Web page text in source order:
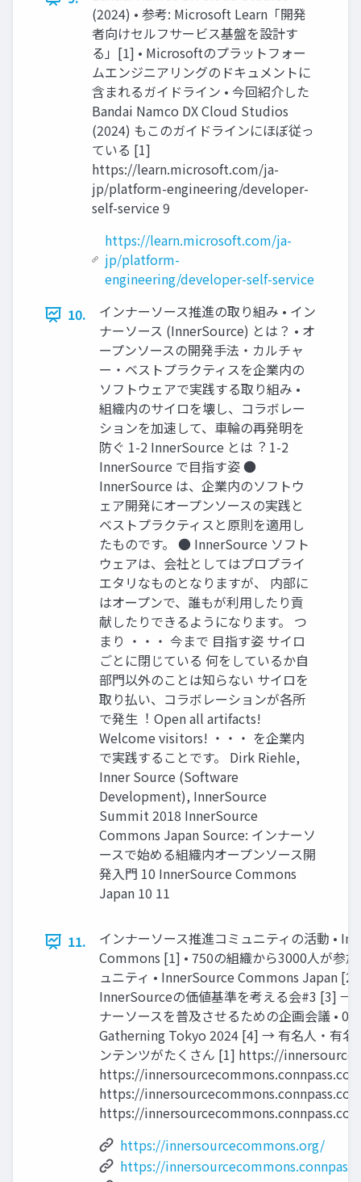
(2024) • 参考: Microsoft Learn「開発
者向けセルフサービス基盤を設計す
る」[1] • Microsoftのプラットフォー
ムエンジニアリングのドキュメントに
含まれるガイドライン • 今回紹介した
Bandai Namco DX Cloud Studios
(2024) もこのガイドラインにほぼ従っ
ている [1]
https://learn.microsoft.com/ja-
jp/platform-engineering/developer-
self-service 9
https://learn.microsoft.com/ja-
jp/platform-
engineering/developer-self-service
10.
インナーソース推進の取り組み • イン
ナーソース (InnerSource) とは？ • オ
ープンソースの開発手法・カルチャ
ー・ベストプラクティスを企業内の
ソフトウェアで実践する取り組み •
組織内のサイロを壊し、コラボレー
ションを加速して、車輪の再発明を
防ぐ 1-2 InnerSource とは︖ 1-2
InnerSource で⽬指す姿 ●
InnerSource は、企業内のソフトウ
ェア開発にオープンソースの実践と
ベストプラクティスと原則を適⽤し
たものです。 ● InnerSource ソフト
ウェアは、会社としてはプロプライ
エタリなものとなりますが、 内部に
はオープンで、誰もが利⽤したり貢
献したりできるようになります。 つ
まり ・・・ 今まで ⽬指す姿 サイロ
ごとに閉じている 何をしているか⾃
部⾨以外のことは知らない サイロを
取り払い、コラボレーションが各所
で発⽣︕ Open all artifacts!
Welcome visitors! ・・・ を企業内
で実践することです。 Dirk Riehle,
Inner Source (Software
Development), InnerSource
Summit 2018 InnerSource
Commons Japan Source: インナーソ
ースで始める組織内オープンソース開
発入門 10 InnerSource Commons
Japan 10 11
11.
インナーソース推進コミュニティの活動 •
Commons [1] • 750の組織から3000人が参
ュニティ • InnerSource Commons Japan
InnerSourceの価値基準を考える会#3 [3] →
ナーソースを普及させるための企画会議 •
Gatherning Tokyo 2024 [4] → 有名人・有名
ンテンツがたくさん [1] https://
https://
https://
https://
https://innersourcecommons.org/
https://